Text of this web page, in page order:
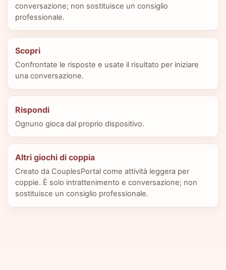
conversazione; non sostituisce un consiglio
professionale.
Scopri
Confrontate le risposte e usate il risultato per iniziare
una conversazione.
Rispondi
Ognuno gioca dal proprio dispositivo.
Altri giochi di coppia
Creato da CouplesPortal come attività leggera per
coppie. È solo intrattenimento e conversazione; non
sostituisce un consiglio professionale.